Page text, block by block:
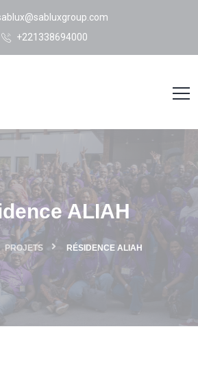
+221338694000
ALIAH
PROJETS RÉSIDENCE ALIAH